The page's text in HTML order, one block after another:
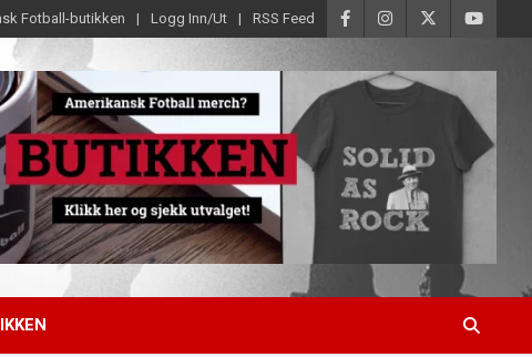
Fotball-butikken Logg Inn/Ut RSS Feed